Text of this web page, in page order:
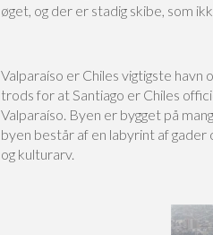
øget, og der er stadig skibe, som
Valparaíso er Chiles vigtigste
trods for at Santiago er Chiles
Valparaíso. Byen er bygget på
byen består af en labyrint af
og kulturarv.